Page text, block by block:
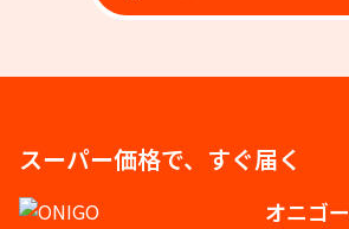
スーパー価格で、すぐ届く
オニゴー